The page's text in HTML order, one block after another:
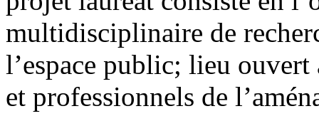
multidisciplinaire de
l’espace public; lieu
et professionnels de